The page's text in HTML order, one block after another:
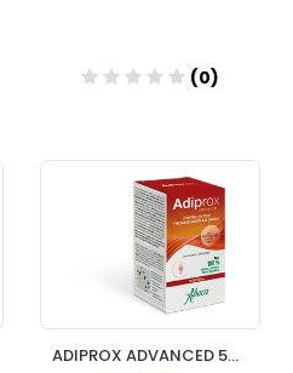
(0)
Añadir
ADIPROX ADVANCED 50 CAPS